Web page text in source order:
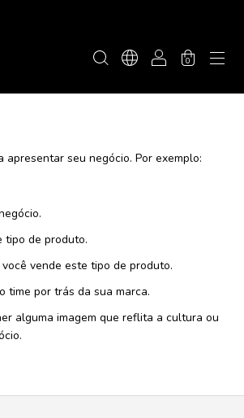
0
apresentar seu negócio. Por exemplo:
tipo de produto.
vende este tipo de produto.
time por trás da sua marca.
alguma imagem que reflita a cultura ou